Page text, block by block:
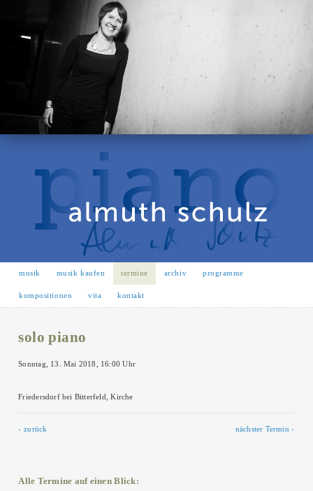
musik musik kaufen termine archiv programme
kompositionen vita kontakt
solo piano
Sonntag, 13. Mai 2018, 16:00 Uhr
Friedersdorf bei Bitterfeld, Kirche
zurück nächster Termin
Alle Termine auf einen Blick: